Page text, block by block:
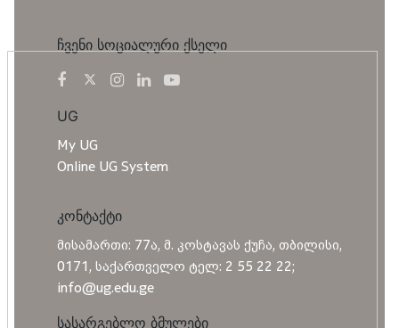
ჩვენი სოციალური ქსელი
UG
My UG
Online UG System
კონტაქტი
მისამართი: 77ა, მ. კოსტავას ქუჩა, თბილისი,
0171, საქართველო ტელ: 2 55 22 22;
info@ug.edu.ge
სასარგებლო ბმულები